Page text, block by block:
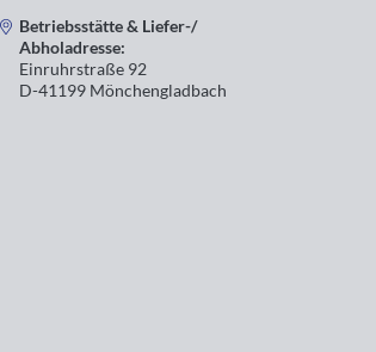
Betriebsstätte & Liefer-/
Abholadresse:
Einruhrstraße 92
D-41199 Mönchengladbach